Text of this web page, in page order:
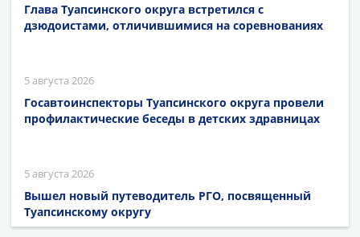
Глава Туапсинского округа встретился с
дзюдоистами, отличившимися на соревнованиях
5 августа 2026
Госавтоинспекторы Туапсинского округа провели
профилактические беседы в детских здравницах
5 августа 2026
Вышел новый путеводитель РГО, посвященный
Туапсинскому округу